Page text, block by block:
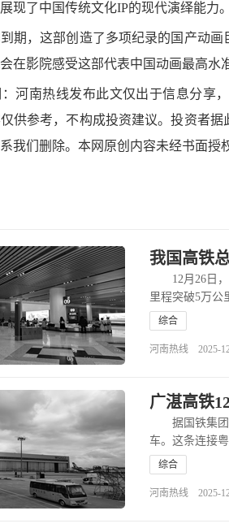
现了中国传统文化IP的现代演绎能力。
，这部创造了多项纪录的国产动画
在影院感受这部代表中国动画最高水
南热线发布此文仅出于信息分享，
供参考，不构成投资建议。投资者
我们删除。本网原创内容未经书面授
我国高铁
12月26日，
里程突破5万公
综合
河南热线 2025-
广湛高铁
据国铁集团
车。这条连接
综合
河南热线 2025-